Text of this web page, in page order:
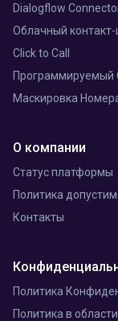
Dialogflow
Облачный контакт-
Click to Call
Программируемый
Маскировка
О компании
Статус платформы
Политика
Контакты
Политика
Политика в